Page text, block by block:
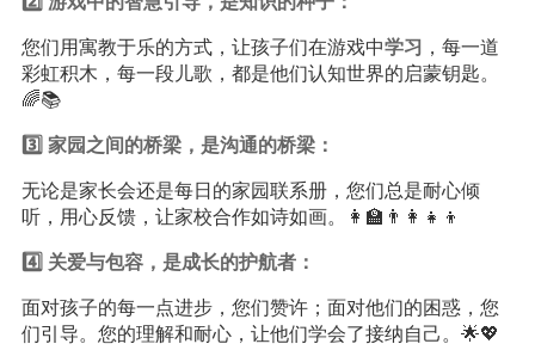
您们用寓教于乐的方式，让孩子们在游戏中学习 ，每一道
彩虹积木，每一段儿歌，都是他们认知世界的启蒙钥匙。
🌈📚
3️⃣ 家园之间的桥梁，是沟通的桥梁：
无论是家长会还是每日的家园联系册，您们总是耐心倾
听，用心反馈，让家校合作如诗如画。👩‍🏫👨‍👩‍👧‍👦
4️⃣ 关爱与包容，是成长的护航者：
面对孩子的每一点进步，您们赞许；面对他们的困惑，您
们引导。您的理解和耐心，让他们学会了接纳自己。🌟💖